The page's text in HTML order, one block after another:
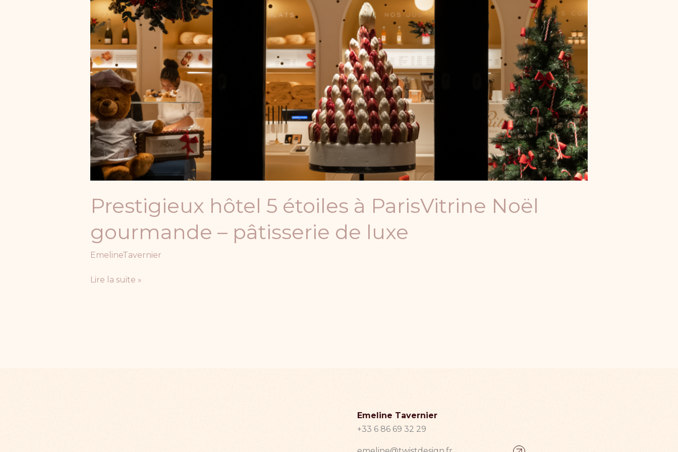
Prestigieux hôtel 5 étoiles à ParisVitrine Noël
gourmande – pâtisserie de luxe
EmelineTavernier
Lire la suite »
Emeline Tavernier
+33 6 86 69 32 29